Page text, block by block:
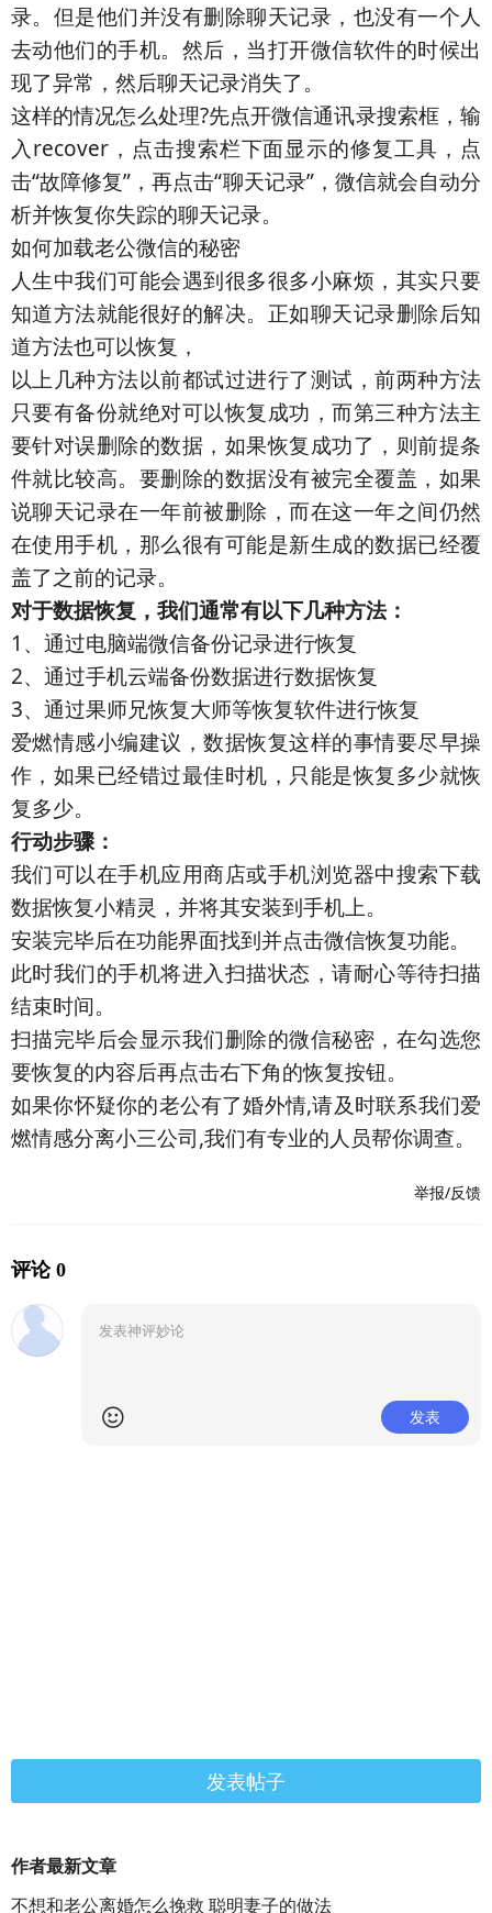
录。但是他们并没有删除聊天记录，也没有一个人
去动他们的手机。然后，当打开微信软件的时候出
现了异常，然后聊天记录消失了。
这样的情况怎么处理?先点开微信通讯录搜索框，输
入recover，点击搜索栏下面显示的修复工具，点
击“故障修复”，再点击“聊天记录”，微信就会自动分
析并恢复你失踪的聊天记录。
如何加载老公微信的秘密
人生中我们可能会遇到很多很多小麻烦，其实只要
知道方法就能很好的解决。正如聊天记录删除后知
道方法也可以恢复，
以上几种方法以前都试过进行了测试，前两种方法
只要有备份就绝对可以恢复成功，而第三种方法主
要针对误删除的数据，如果恢复成功了，则前提条
件就比较高。要删除的数据没有被完全覆盖，如果
说聊天记录在一年前被删除，而在这一年之间仍然
在使用手机，那么很有可能是新生成的数据已经覆
盖了之前的记录。
对于数据恢复，我们通常有以下几种方法：
1、通过电脑端微信备份记录进行恢复
2、通过手机云端备份数据进行数据恢复
3、通过果师兄恢复大师等恢复软件进行恢复
爱燃情感小编建议，数据恢复这样的事情要尽早操
作，如果已经错过最佳时机，只能是恢复多少就恢
复多少。
行动步骤：
我们可以在手机应用商店或手机浏览器中搜索下载
数据恢复小精灵，并将其安装到手机上。
安装完毕后在功能界面找到并点击微信恢复功能。
此时我们的手机将进入扫描状态，请耐心等待扫描
结束时间。
扫描完毕后会显示我们删除的微信秘密，在勾选您
要恢复的内容后再点击右下角的恢复按钮。
如果你怀疑你的老公有了婚外情,请及时联系我们爱
燃情感分离小三公司,我们有专业的人员帮你调查。
举报/反馈
评论 0
发表
发表帖子
作者最新文章
不想和老公离婚怎么挽救 聪明妻子的做法